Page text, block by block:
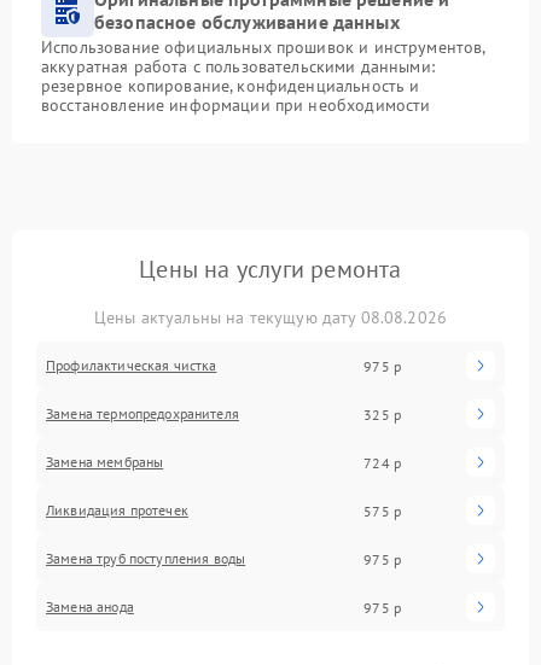
безопасное обслуживание данных
Использование официальных прошивок и инструментов,
аккуратная работа с пользовательскими данными:
резервное копирование, конфиденциальность и
восстановление информации при необходимости
Цены на услуги ремонта
Цены актуальны на текущую дату 08.08.2026
Профилактическая чистка 975 р
Замена термопредохранителя 325 р
Замена мембраны 724 р
Ликвидация протечек 575 р
Замена труб поступления воды 975 р
Замена анода 975 р